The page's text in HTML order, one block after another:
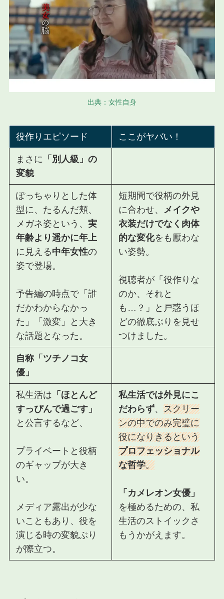
出典：女性自身
役作りエピソード ここがヤバい！
まさに 「別人級」の
変貌
ぽっちゃりとした体
型に、 たるんだ頬、
メガネ姿という、実
年齢より遥かに年上
に見える中年女性の
姿で登場。
予告編の時点で「誰
だかわからなかっ
た」
「激変」と大き
な話題となった。
短期間で役柄の外見
に合わせ、 メイクや
衣装だけでなく肉体
的な変化をも厭わな
い姿勢。
視聴者が「役作りな
のか、それと
も…？」と戸惑う ほ
どの徹底ぶりを見せ
つけました。
自称「ツチノコ女
優」
私生活は 「ほとんど
すっぴんで過ごす」
と公言するなど、
プライベートと役柄
のギャップが大き
い。
メディア露出が少な
いこともあり、役を
演じる時の変貌ぶり
が際立つ。
私生活では外見にこ
だわらず、スクリー
ンの中でのみ完璧に
役になりきるという
プロフェッショナル
な哲学。
「カメレオン女優」
を極めるための、私
生活のストイックさ
もうかがえます。